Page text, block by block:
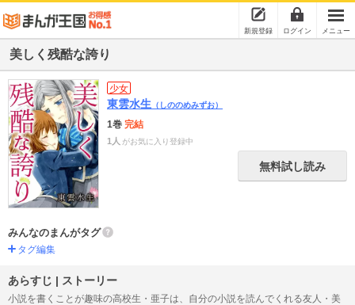
新規登録 ログイン メニュー
美しく残酷な誇り
少女
東雲水生 （しののめみずお）
1巻 完結
1人 がお気に入り登録中
無料試し読み
みんなのまんがタグ
タグ編集
あらすじ | ストーリー
小説を書くことが趣味の高校生・亜子は、自分の小説を読んでくれる友人・美